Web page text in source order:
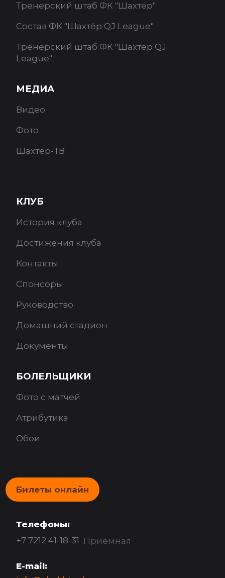
Тренерский штаб ФК "Шахтёр"
Состав ФК "Шахтёр QJ League"
Тренерский штаб ФК "Шахтёр QJ
League"
МЕДИА
Видео
Фото
Шахтёр-ТВ
КЛУБ
История клуба
Достижения клуба
Контакты
Спонсоры
Руководство
Домашний стадион
Документы
БОЛЕЛЬЩИКИ
Фото с матчей
Атрибутика
Обои
Билеты онлайн
Телефоны:
+7 7212 41-18-31 Приёмная
E-mail: